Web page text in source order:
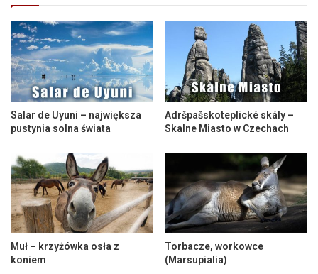
Salar de Uyuni – największa
pustynia solna świata
Adršpašskoteplické skály –
Skalne Miasto w Czechach
Muł – krzyżówka osła z
koniem
Torbacze, workowce
(Marsupialia)